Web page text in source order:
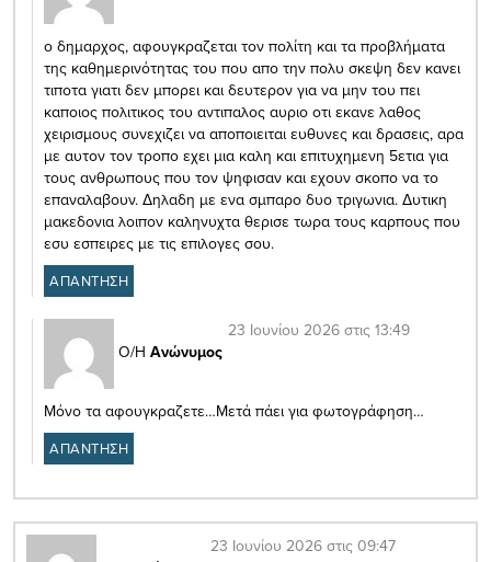
ο δημαρχος, αφουγκραζεται τον πολίτη και τα προβλήματα
της καθημερινότητας του που απο την πολυ σκεψη δεν κανει
τιποτα γιατι δεν μπορει και δευτερον για να μην του πει
καποιος πολιτικος του αντιπαλος αυριο οτι εκανε λαθος
χειρισμους συνεχιζει να αποποιειται ευθυνες και δρασεις, αρα
με αυτον τον τροπο εχει μια καλη και επιτυχημενη 5ετια για
τους ανθρωπους που τον ψηφισαν και εχουν σκοπο να το
επαναλαβουν. Δηλαδη με ενα σμπαρο δυο τριγωνια. Δυτικη
μακεδονια λοιπον καληνυχτα θερισε τωρα τους καρπους που
εσυ εσπειρες με τις επιλογες σου.
ΑΠΑΝΤΗΣΗ
Ο/Η Ανώνυμος
23 Ιουνίου 2026 στις 13:49
Μόνο τα αφουγκραζετε…Μετά πάει για φωτογράφηση…
ΑΠΑΝΤΗΣΗ
23 Ιουνίου 2026 στις 09:47